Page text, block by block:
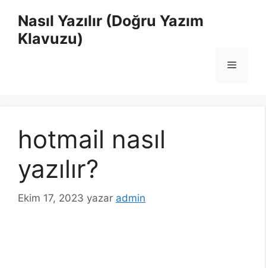
Nasıl Yazılır (Doğru Yazım
Klavuzu)
Menü
hotmail nasıl
yazılır?
Ekim 17, 2023 yazar admin